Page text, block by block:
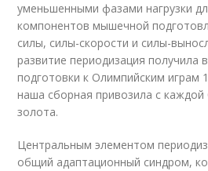
уменьшенными фазами нагрузки
компонентов мышечной
силы, силы-скорости и силы-
развитие периодизация получила
подготовки к Олимпийским играм
наша сборная привозила с
золота.
Центральным элементом
общий адаптационный синдром,